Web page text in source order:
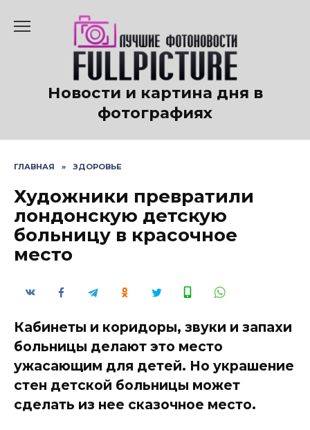
содержанию
Новости и картина дня в
фотографиях
ГЛАВНАЯ » ЗДОРОВЬЕ
Художники превратили
лондонскую детскую
больницу в красочное
место
Кабинеты и коридоры, звуки и запахи
больницы делают это место
ужасающим для детей. Но украшение
стен детской больницы может
сделать из нее сказочное место.